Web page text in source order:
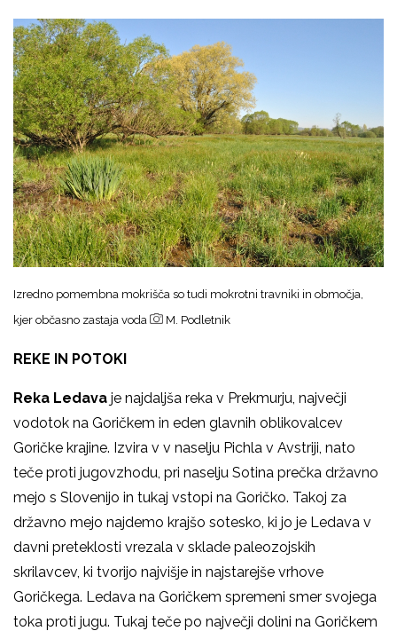
Izredno pomembna mokrišča so tudi mokrotni travniki in območja,
kjer občasno zastaja voda
M. Podletnik
REKE IN POTOKI
Reka Ledava je najdaljša reka v Prekmurju, največji
vodotok na Goričkem in eden glavnih oblikovalcev
Goričke krajine. Izvira v v naselju Pichla v Avstriji, nato
teče proti jugovzhodu, pri naselju Sotina prečka državno
mejo s Slovenijo in tukaj vstopi na Goričko. Takoj za
državno mejo najdemo krajšo sotesko, ki jo je Ledava v
davni preteklosti vrezala v sklade paleozojskih
skrilavcev, ki tvorijo najvišje in najstarejše vrhove
Goričkega. Ledava na Goričkem spremeni smer svojega
toka proti jugu. Tukaj teče po največji dolini na Goričkem